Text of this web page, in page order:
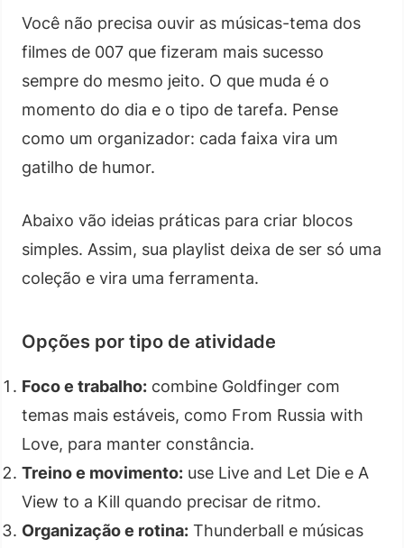
Você não precisa ouvir as músicas-tema dos
filmes de 007 que fizeram mais sucesso
sempre do mesmo jeito. O que muda é o
momento do dia e o tipo de tarefa. Pense
como um organizador: cada faixa vira um
gatilho de humor.
Abaixo vão ideias práticas para criar blocos
simples. Assim, sua playlist deixa de ser só uma
coleção e vira uma ferramenta.
Opções por tipo de atividade
Foco e trabalho: combine Goldfinger com
temas mais estáveis, como From Russia with
Love, para manter constância.
Treino e movimento: use Live and Let Die e A
View to a Kill quando precisar de ritmo.
Organização e rotina: Thunderball e músicas